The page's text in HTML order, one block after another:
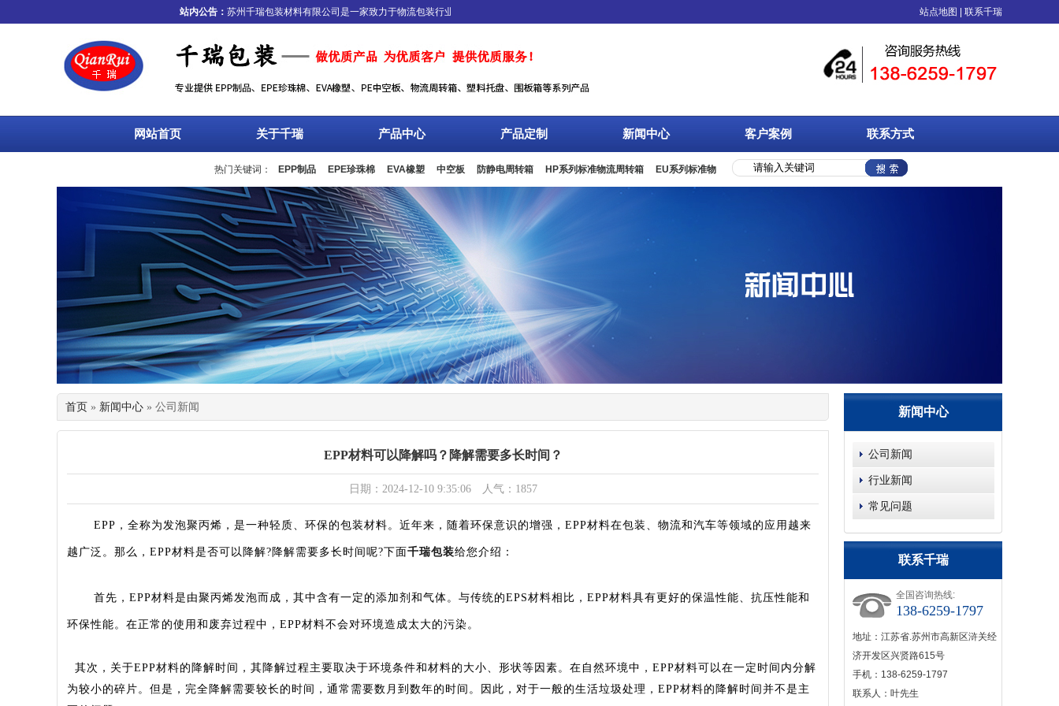
站内公告：苏州千瑞包装材料有限公司是一家致力于物流包装行业，集研发、生产、销售、服务于一体，专业设计、生产、加工EPE珍珠棉、EVA橡塑、物流周转箱、中空板等塑料制品的综合性包装企业，具备专业
站点地图 联系千瑞
网站首页 关于千瑞 产品中心 产品定制 新闻中心 客户案例 联系方式
热门关键词： EPP制品 EPE珍珠棉 EVA橡塑 中空板 防静电周转箱 HP系列标准物流周转箱 EU系列标准物
流箱 周转箱 塑料托盘 围板箱 复合包装
新闻中心
公司新闻
行业新闻
常见问题
联系千瑞
全国咨询热线:
138-6259-1797
地址：江苏省.苏州市高新区浒关经
济开发区兴贤路615号
手机：138-6259-1797
联系人：叶先生
首页 » 新闻中心 » 公司新闻
EPP材料可以降解吗？降解需要多长时间？
日期：2024-12-10 9:35:06 人气：1857
EPP，全称为发泡聚丙烯，是一种轻质、环保的包装材料。近年来，随着环保意识的增强，EPP材料在包装、物流和汽车等领域的应用越来
越广泛。那么，EPP材料是否可以降解?降解需要多长时间呢?下面千瑞包装给您介绍：
首先，EPP材料是由聚丙烯发泡而成，其中含有一定的添加剂和气体。与传统的EPS材料相比，EPP材料具有更好的保温性能、抗压性能和
环保性能。在正常的使用和废弃过程中，EPP材料不会对环境造成太大的污染。
其次，关于EPP材料的降解时间，其降解过程主要取决于环境条件和材料的大小、形状等因素。在自然环境中，EPP材料可以在一定时间内分解
为较小的碎片。但是，完全降解需要较长的时间，通常需要数月到数年的时间。因此，对于一般的生活垃圾处理，EPP材料的降解时间并不是主